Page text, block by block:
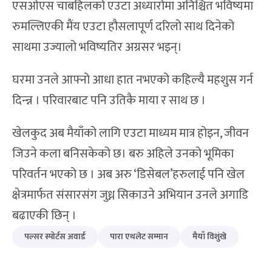
एसओएस चाबहिलको एउटा अध्यारोमा अनिश्चित भविष्यमा
रुमल्लिएकी मैंय एउटा हौसलापूर्ण दरिलो साथ दिनेको
साथमा उज्यालो भविष्यतिर अग्रसर भइन्।
घरमा उनले आफ्नो आधा हात नभएको कहिल्यै महशुस गर्न
दिन्न्न । परिवारबाट पनि उतिकै माया र साथ छ ।
खेलकुद अब मैयाँको लागि एउटा माध्यम मात्र होइन, जीवन
जिउने कला बनिसकेको छ। बरु अहिले उनको भूमिका
परिवर्तन भएको छ । अब अरु ‘डिसेबल’हरुलाई पनि खेल
क्षेत्रमार्फत संसारसंग जुध्न सिकाउने अभियान उनले अगाडि
बढाएकी छिन् ।
पल्सर स्पोर्टस अवार्ड पारा एथलेट सम्मान मैयाँ विशुंखे